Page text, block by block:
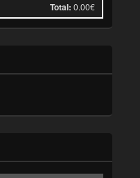
Total: 0.00€